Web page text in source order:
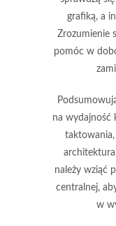
grafiką, a
Zrozumienie
pomóc w
na wydajność
należy wziąć
centralnej,
w